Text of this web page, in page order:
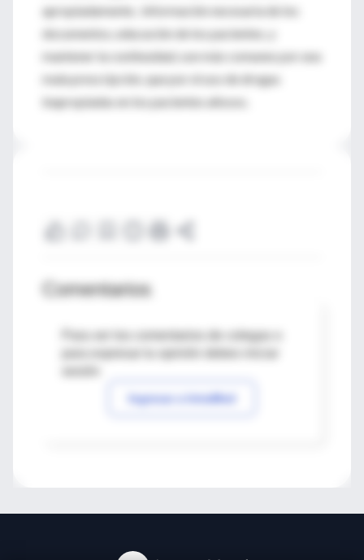
apropiadamente, información necesaria de los
documentos, educación de los pacientes, y
mantener la continuidad, son más comunes por una
mala prescripción, que por el uso de drogas
inapropiadas en los pacientes añosos.
Comentarios
Para ver los comentarios de colegas o
Ingresar a IntraMed